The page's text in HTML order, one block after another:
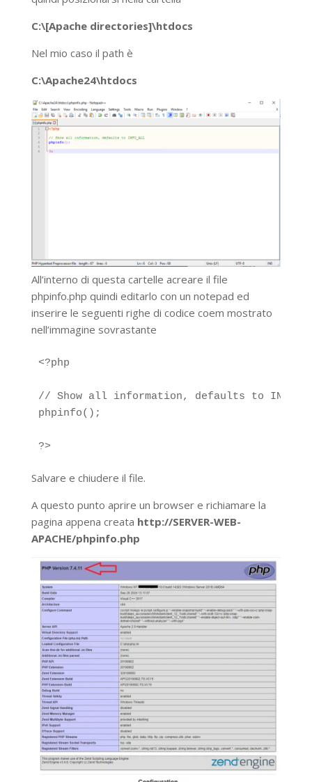
C:\[Apache directories]\htdocs
Nel mio caso il path è
C:\Apache24\htdocs
All’interno di questa cartelle acreare il file
phpinfo.php quindi editarlo con un notepad ed
inserire le seguenti righe di codice coem mostrato
nell’immagine sovrastante
<?php
// Show all information, defaults to
phpinfo();
?>
Salvare e chiudere il file.
A questo punto aprire un browser e richiamare la
pagina appena creata http://SERVER-WEB-
APACHE/phpinfo.php